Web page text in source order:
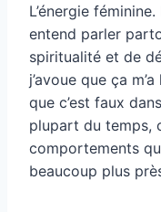
L’énergie
entend parler
spiritualité et de
j’avoue que ça
que c’est faux
plupart du temps,
comportements
beaucoup plus